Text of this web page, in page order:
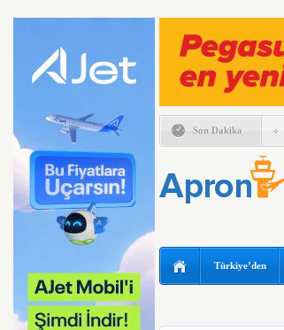
Son Dakika
Türkiye’den